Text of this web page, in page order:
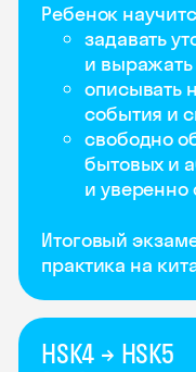
Ребенок
задавать
и
описывать
события и
свободно
бытовых и
и уверенно
Итоговый
практика на
HSK4 → HSK5